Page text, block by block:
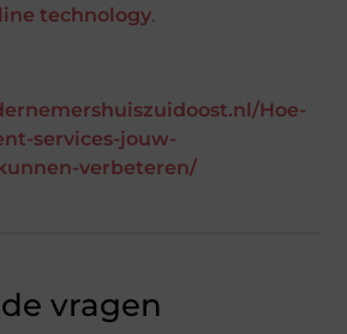
technology.
Hoe-
services-jouw-
verbeteren/
vragen